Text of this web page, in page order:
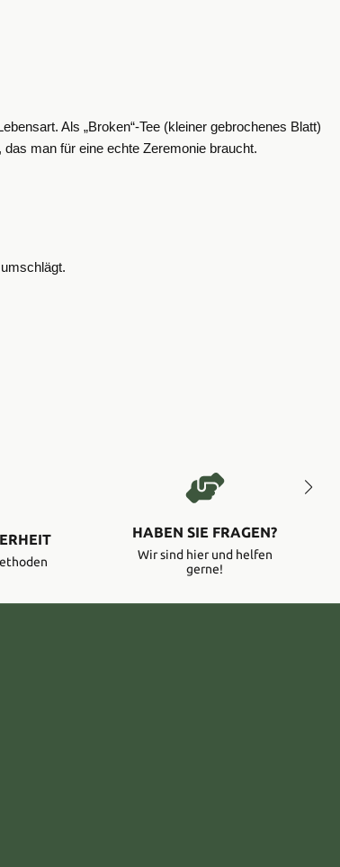
Als „Broken“-Tee (kleiner gebrochenes Blatt)
man für eine echte Zeremonie braucht.
HABEN SIE FRAGEN?
Wir sind hier und helfen
gerne!